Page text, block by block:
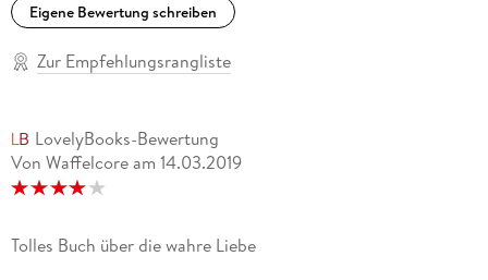
Eigene Bewertung schreiben
Zur Empfehlungsrangliste
LovelyBooks-Bewertung
Von Waffelcore am 14.03.2019
Tolles Buch über die wahre Liebe